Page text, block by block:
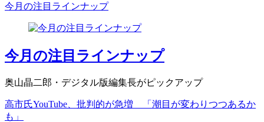
今月の注目ラインナップ
今月の注目ラインナップ
奥山晶二郎・デジタル版編集長がピックアップ
高市氏YouTube、批判的が急増 「潮目が変わりつつあるか
も」